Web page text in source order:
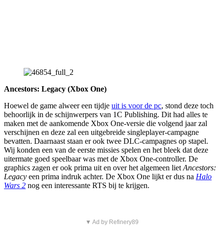
Ancestors: Legacy (Xbox One)
Hoewel de game alweer een tijdje uit is voor de pc, stond deze toch
behoorlijk in de schijnwerpers van 1C Publishing. Dit had alles te
maken met de aankomende Xbox One-versie die volgend jaar zal
verschijnen en deze zal een uitgebreide singleplayer-campagne
bevatten. Daarnaast staan er ook twee DLC-campagnes op stapel.
Wij konden een van de eerste missies spelen en het bleek dat deze
uitermate goed speelbaar was met de Xbox One-controller. De
graphics zagen er ook prima uit en over het algemeen liet Ancestors:
Legacy een prima indruk achter. De Xbox One lijkt er dus na Halo
Wars 2 nog een interessante RTS bij te krijgen.
▼ Ad by Refinery89